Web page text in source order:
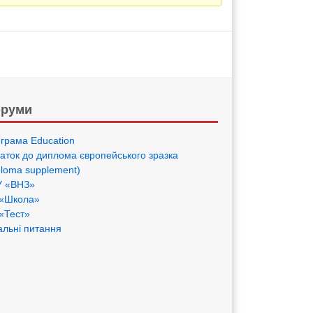
Eduсation
до диплома європейського зразка
supplement)
«ВНЗ»
питання